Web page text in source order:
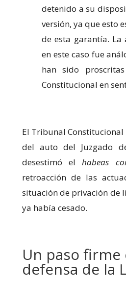
detenido a su
versión, ya que esto
de esta garantía. La
en este caso fue
han sido
Constitucional en
El Tribunal
del auto del Juzgado
desestimó elhabeas
retroacción de las
situación de privación de
ya había cesado.
Un paso firme
defensa de la